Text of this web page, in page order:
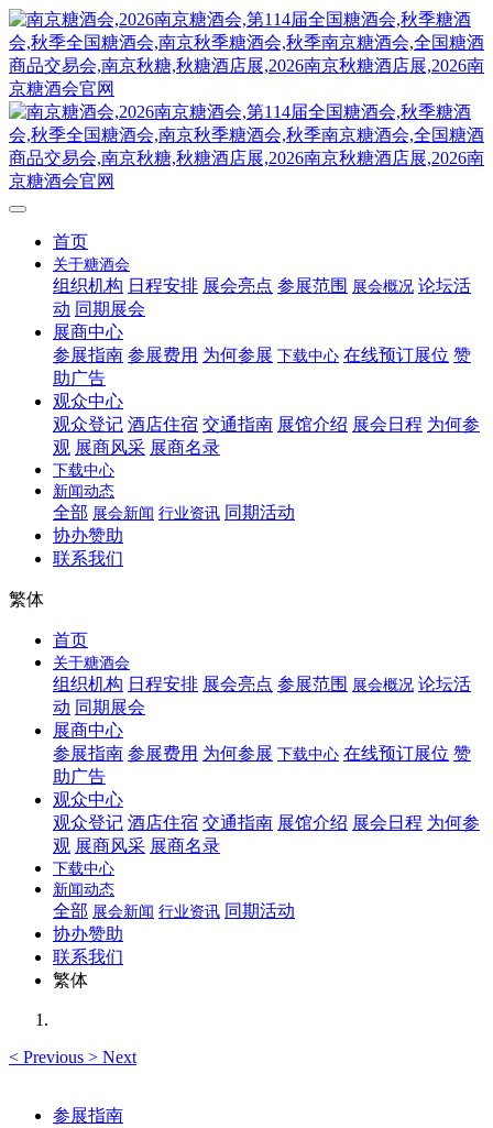
首页
关于糖酒会
组织机构 日程安排 展会亮点 参展范围 展会概况 论坛活
动 同期展会
展商中心
参展指南 参展费用 为何参展 下载中心 在线预订展位 赞
助广告
观众中心
观众登记 酒店住宿 交通指南 展馆介绍 展会日程 为何参
观 展商风采 展商名录
下载中心
新闻动态
全部 展会新闻 行业资讯 同期活动
协办赞助
联系我们
繁体
首页
关于糖酒会
组织机构 日程安排 展会亮点 参展范围 展会概况 论坛活
动 同期展会
展商中心
参展指南 参展费用 为何参展 下载中心 在线预订展位 赞
助广告
观众中心
观众登记 酒店住宿 交通指南 展馆介绍 展会日程 为何参
观 展商风采 展商名录
下载中心
新闻动态
全部 展会新闻 行业资讯 同期活动
协办赞助
联系我们
繁体
< Previous > Next
参展指南